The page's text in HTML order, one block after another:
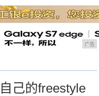
广告
己的freestyle